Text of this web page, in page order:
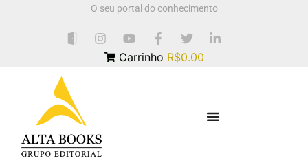
O seu portal do conhecimento
Carrinho R$0.00